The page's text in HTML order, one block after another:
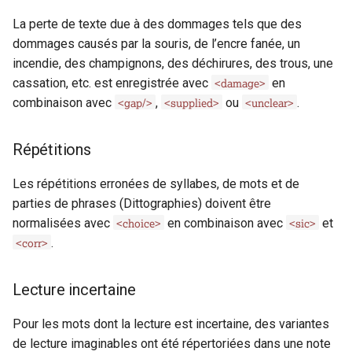
damage
damageSpan
date
del
delSpan
dimensions
docImprint
editor
La perte de texte due à des dommages tels que des
dommages causés par la souris, de l’encre fanée, un
incendie, des champignons, des déchirures, des trous, une
cassation, etc. est enregistrée avec <damage> en
combinaison avec <gap/> , <supplied> ou <unclear> .
Répétitions
Les répétitions erronées de syllabes, de mots et de
parties de phrases (Dittographies) doivent être
normalisées avec <choice> en combinaison avec <sic> et
<corr> .
Lecture incertaine
Pour les mots dont la lecture est incertaine, des variantes
de lecture imaginables ont été répertoriées dans une note